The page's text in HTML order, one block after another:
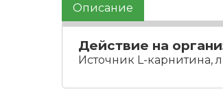
Описание
Действие на
Источник L-карнитина,